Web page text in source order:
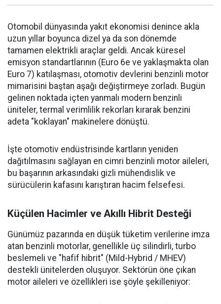
Otomobil dünyasında yakıt ekonomisi denince akla
uzun yıllar boyunca dizel ya da son dönemde
tamamen elektrikli araçlar geldi. Ancak küresel
emisyon standartlarının (Euro 6e ve yaklaşmakta olan
Euro 7) katılaşması, otomotiv devlerini benzinli motor
mimarisini baştan aşağı değiştirmeye zorladı. Bugün
gelinen noktada içten yanmalı modern benzinli
üniteler, termal verimlilik rekorları kırarak benzini
adeta "koklayan" makinelere dönüştü.
İşte otomotiv endüstrisinde kartların yeniden
dağıtılmasını sağlayan en cimri benzinli motor aileleri,
bu başarının arkasındaki gizli mühendislik ve
sürücülerin kafasını karıştıran hacim felsefesi.
Küçülen Hacimler ve Akıllı Hibrit Desteği
Günümüz pazarında en düşük tüketim verilerine imza
atan benzinli motorlar, genellikle üç silindirli, turbo
beslemeli ve "hafif hibrit" (Mild-Hybrid / MHEV)
destekli ünitelerden oluşuyor. Sektörün öne çıkan
motor aileleri ve özellikleri ise şöyle şekilleniyor: